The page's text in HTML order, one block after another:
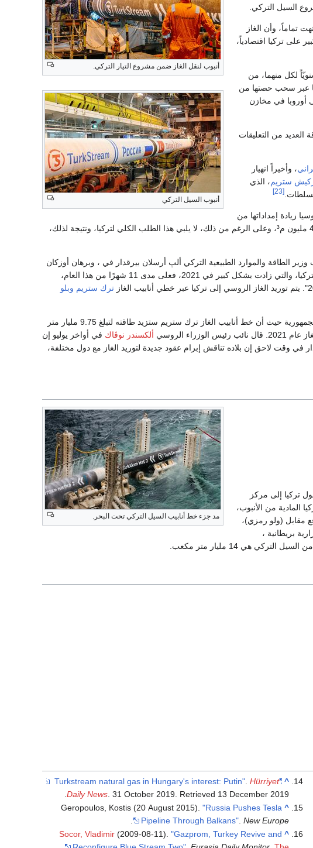
أنبوب لنقل الغاز ضمن مشروع التيار التركي.
أنبوب السيل التركي
السيل التركي.
تماماً، وأن الغاز
على تركيا اقتصادياً،
الغاز سنويّاً لكل منهما، من
عبر سحب حصتها من
أوروبا في مخازن
العديد من التعليقات
، وأخيراً انهيار
ستريم، الذي
[23]
زيادة إمداداتها من
من 22 مليون م³ يومياً إلى الحد الأقصى لقدرة النقل بالأنبوب، 40 مليون م³، وعلى الرغم من ذلك، لا يلبي هذا الطلب الكلي لتركيا، ونتيجة لذلك،
وزير الطاقة والموارد الطبيعية التركي ألپ أرسلان بيرقدار في ، وبرهان أوزكان
، حول زيادة إمدادات الغاز الروسي لتركيا، والتي زادت بشكل كبير في 2021، فعلى مدى 11 شهرًا من هذا العام،
ترك ستريم وبلو
وقال بيرقدار في وقت سابق إن تركيا وگازپروم تتفاوضان بشأن زيادة إمدادات الغاز للجمهورية حيث أن خط أنابيب الغاز ترك ستريم ستزيد طاقته لتبلغ 9.75 مليار متر
ألكسندر نوڤاك في أواخر يوليو إن
في وقت لاحق إن بلاده تناقش إبرام عقود جديدة لتوريد الغاز مع دول مختلفة،
مد جزء خط أنابيب السيل التركي تحت البحر.
الطبيعي، و يحول تركيا إلى مركز
المادية من الأنبوب،
مقابل (ولو رمزي)،
بريطانية ،
^
"Turkstream natural gas in Hungary's interest: Putin"
.Hürriyet
Daily News . 31 October 2019 . Retrieved 13 December 2019
.
^
Geropoulos, Kostis (20 August 2015)."Russia Pushes Tesla
Pipeline Through Balkans" .New Europe
^
Socor, Vladimir (2009-08-11)."Gazprom, Turkey Revive and